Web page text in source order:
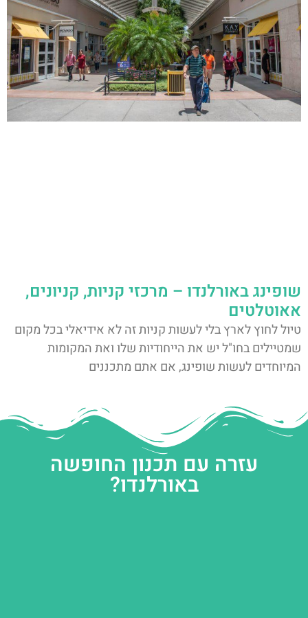
שופינג באורלנדו – מרכזי קניות, קניונים,
אאוטלטים
טיול לחוץ לארץ בלי לעשות קניות זה לא אידיאלי בכל מקום
שמטיילים בחו"ל יש את הייחודיות שלו ואת המקומות
המיוחדים לעשות שופינג, אם אתם מתכננים
עזרה עם תכנון החופשה
באורלנדו?